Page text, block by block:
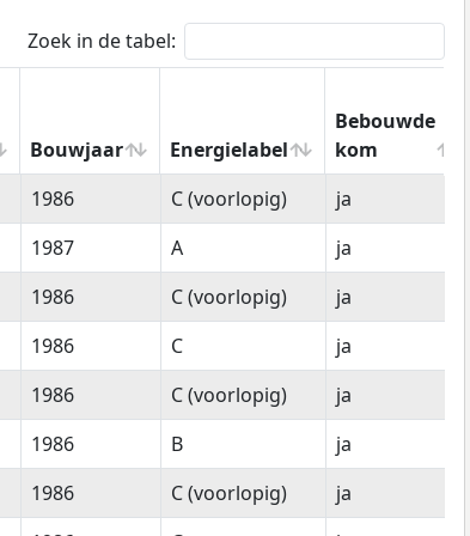
Zoek in de tabel:
Bouwjaar Energielabel
Bebouwde
kom
Bouwjaar Energielabel
Bebouwde
kom
1986 C (voorlopig)
ja
1987 A
ja
1986 C (voorlopig)
ja
1986 C
ja
1986 C (voorlopig)
ja
1986 B
ja
1986 C (voorlopig)
ja